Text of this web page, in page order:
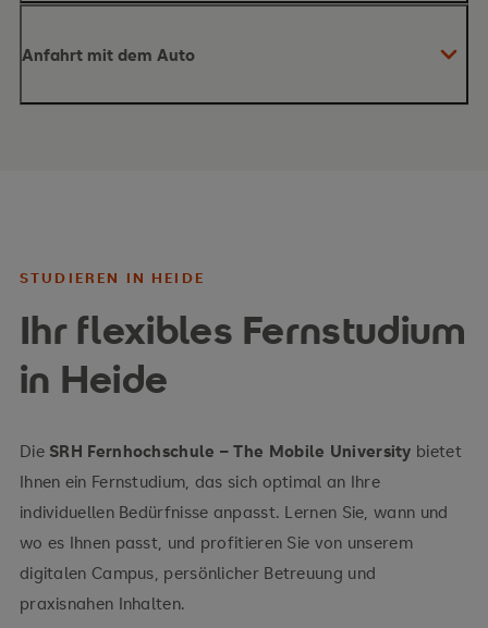
Bahnhof Heide
Fahrtzeit beträgt etwa 9 Minuten
Fußweg von rund 2 Minuten
Buslinie 3 in Richtung
Bahnhof, Heide
Haltestelle
Markt, Heide
Fahrtzeit beträgt
etwa 4 Minuten
Anfahrt mit dem Auto
Richtung
Westküstenklinikum
STUDIEREN IN HEIDE
Ihr flexibles Fernstudium
in Heide
Die SRH Fernhochschule – The Mobile University bietet
Ihnen ein Fernstudium, das sich optimal an Ihre
individuellen Bedürfnisse anpasst. Lernen Sie, wann und
wo es Ihnen passt, und profitieren Sie von unserem
digitalen Campus, persönlicher Betreuung und
praxisnahen Inhalten.